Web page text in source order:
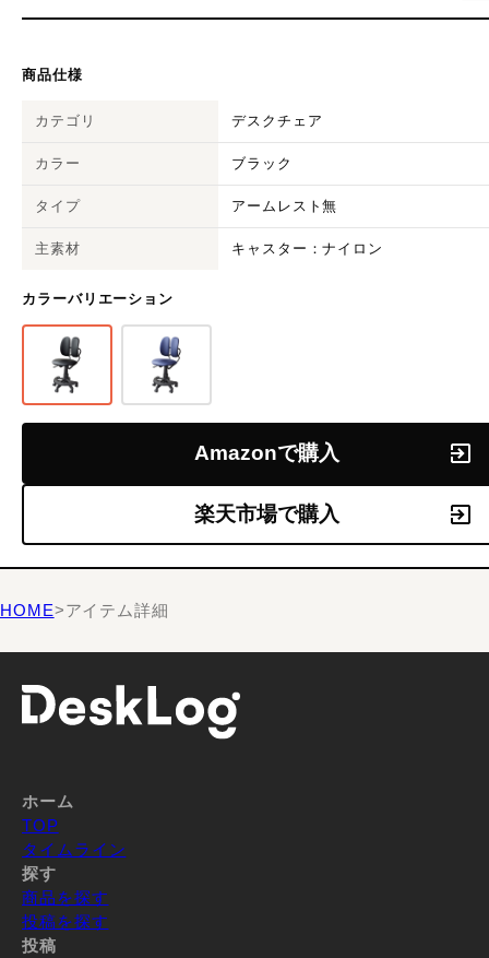
商品仕様
カテゴリ デスクチェア
カラー ブラック
タイプ アームレスト無
主素材 キャスター：ナイロン
カラーバリエーション
Amazonで購入
楽天市場で購入
HOME>アイテム詳細
ホーム
TOP
タイムライン
探す
商品を探す
投稿を探す
投稿